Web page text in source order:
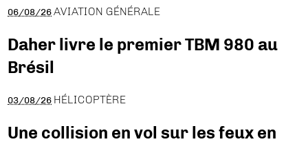
06/08/26 AVIATION GÉNÉRALE
Daher livre le premier TBM 980 au
Brésil
03/08/26 HÉLICOPTÈRE
Une collision en vol sur les feux en